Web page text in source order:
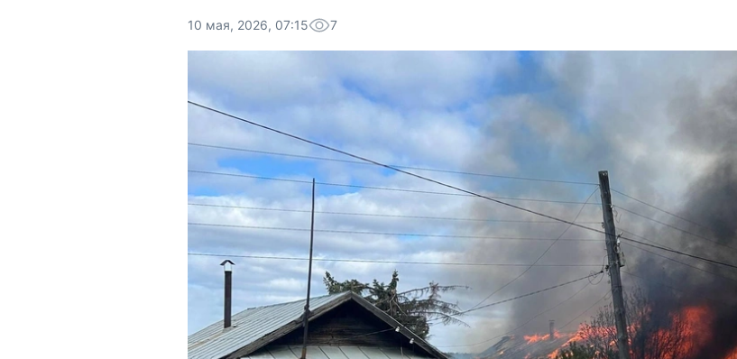
10 мая, 2026, 07:15 7